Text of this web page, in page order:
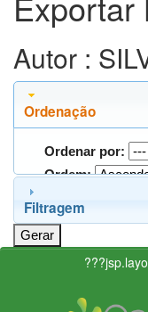
Autor :
Ordenação
Ordenar por:
Ordem:
Filtragem